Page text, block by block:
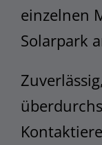
einzelnen
Solarpark